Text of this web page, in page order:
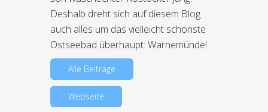
Deshalb dreht sich auf diesem Blog
auch alles um das vielleicht schönste
Ostseebad überhaupt: Warnemünde!
Alle Beiträge
Webseite